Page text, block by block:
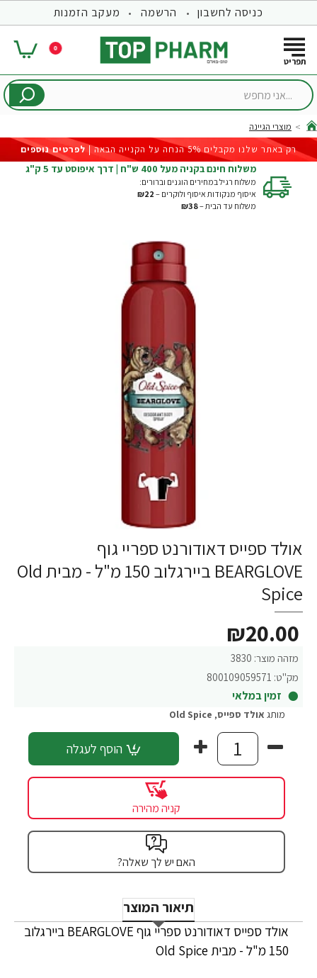
כניסה לחשבון הרשמה מעקב הזמנות
0
...אני
home
מוצרי הגיינה
רק באתר שלנו מקבלים 5% הנחה על הקנייה הבאה |
לפרטים נוספים
משלוח חינם בקניה מעל 400 ש"ח | דרך איפוסט עד 5 ק"ג
משלוח רגיל במחירים הוגנים וברורים:
איסוף מנקודות איסוף ולוקרים – ₪22
משלוח עד הבית –₪38
אולד ספייס דאודורנט ספריי גוף
BEARGLOVE ביירגלוב 150 מ"ל - מבית Old
Spice
מזהה מוצר: 3830
מק"ט: 800109059571
זמין במלאי
₪20.00
מותג אולד ספייס,
Old Spice
הוסף לעגלה
קניה מהירה
האם יש לך שאלה?
תיאור המוצר
אולד ספייס דאודורנט ספריי גוף BEARGLOVE ביירגלוב
150 מ"ל - מבית Old Spice